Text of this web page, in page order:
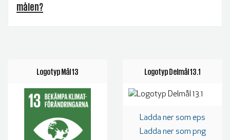
målen?
Logotyp Mål 13 Logotyp Delmål 13.1
Ladda ner som eps
Ladda ner som png